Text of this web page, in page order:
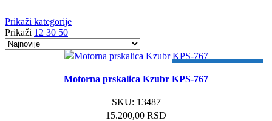
Prikaži kategorije
Prikaži 12 30 50
2 GODINE SAOBRAZNOST
Motorna prskalica Kzubr KPS-767
SKU: 13487
15.200,00 RSD